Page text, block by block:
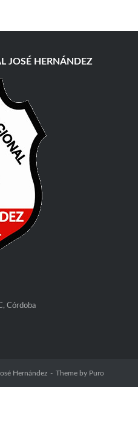
JOSÉ HERNÁNDEZ
Córdoba
Hernández Theme by Puro